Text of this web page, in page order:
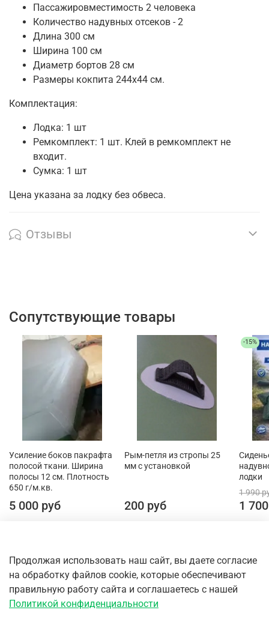
Пассажировместимость 2 человека
Количество надувных отсеков - 2
Длина 300 см
Ширина 100 см
Диаметр бортов 28 см
Размеры кокпита 244х44 см.
Комплектация:
Лодка: 1 шт
Ремкомплект: 1 шт. Клей в ремкомплект не
входит.
Сумка: 1 шт
Цена указана за лодку без обвеса.
Отзывы
Сопутствующие товары
Усиление боков пакрафта
полосой ткани. Ширина
полосы 12 см. Плотность
650 г/м.кв.
5 000 руб
Рым-петля из стропы 25
мм с установкой
200 руб
-15%
лодки
1 990
1
Продолжая использовать наш сайт, вы даете согласие
на обработку файлов cookie, которые обеспечивают
правильную работу сайта и соглашаетесь с нашей
Политикой конфиденциальности